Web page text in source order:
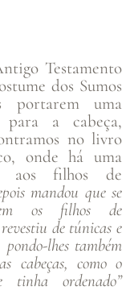
Testamento
dos Sumos
portarem uma
para a cabeça,
no livro
onde há uma
aos filhos de
mandou que se
os filhos de
de túnicas e
lhes também
cabeças, como o
tinha ordenado”